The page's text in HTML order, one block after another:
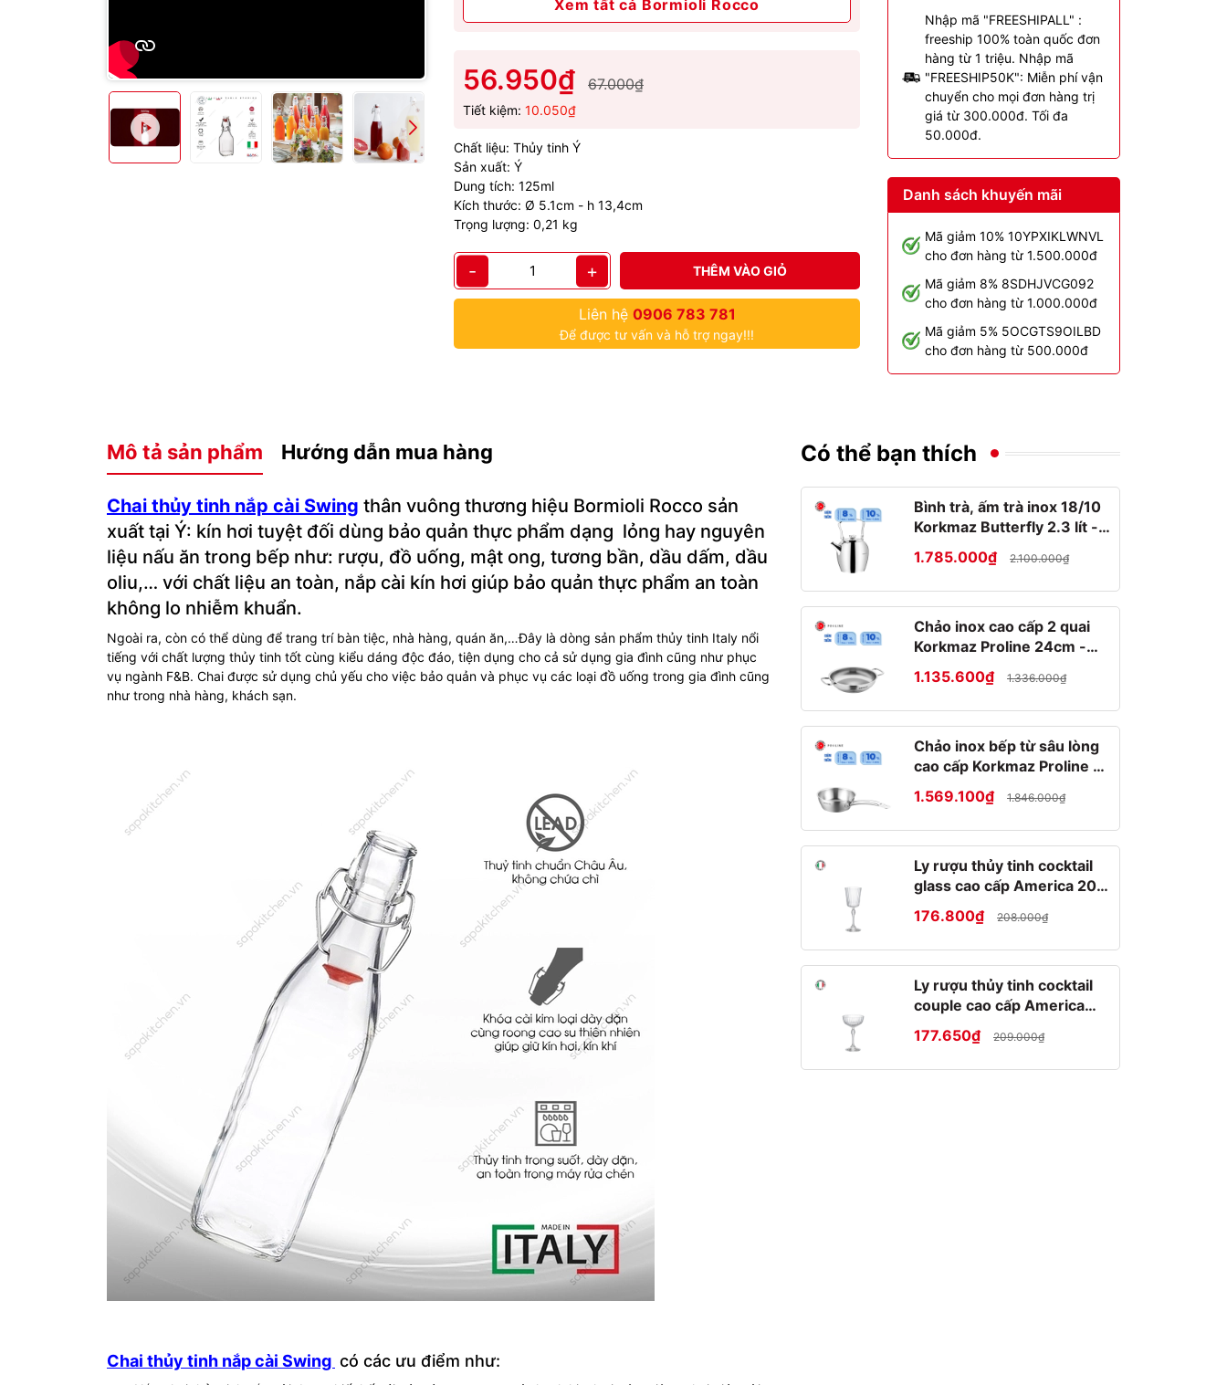
Xem tất cả Bormioli Rocco
56.950₫ 67.000₫
Tiết kiệm: 10.050₫
Chất liệu: Thủy tinh Ý
Sản xuất: Ý
Dung tích: 125ml
Kích thước: Ø 5.1cm - h 13,4cm
Trọng lượng: 0,21 kg
- + THÊM VÀO GIỎ
Liên hệ 0906 783 781
Để được tư vấn và hỗ trợ ngay!!!
Nhập mã "FREESHIPALL" :
freeship 100% toàn quốc đơn
hàng từ 1 triệu. Nhập mã
"FREESHIP50K": Miễn phí vận
chuyển cho mọi đơn hàng trị
giá từ 300.000đ. Tối đa
50.000đ.
Danh sách khuyến mãi
Mã giảm 10% 10YPXIKLWNVL
cho đơn hàng từ 1.500.000đ
Mã giảm 8% 8SDHJVCG092
cho đơn hàng từ 1.000.000đ
Mã giảm 5% 5OCGTS9OILBD
cho đơn hàng từ 500.000đ
Mô tả sản phẩm Hướng dẫn mua hàng
Chai thủy tinh nắp cài Swing thân vuông thương hiệu Bormioli Rocco sản
xuất tại Ý: kín hơi tuyệt đối dùng bảo quản thực phẩm dạng lỏng hay nguyên
liệu nấu ăn trong bếp như: rượu, đồ uống, mật ong, tương bần, dầu dấm, dầu
oliu,… với chất liệu an toàn, nắp cài kín hơi giúp bảo quản thực phẩm an toàn
không lo nhiễm khuẩn.
Ngoài ra, còn có thể dùng để trang trí bàn tiệc, nhà hàng, quán ăn,…Đây là dòng sản phẩm thủy tinh Italy nổi
tiếng với chất lượng thủy tinh tốt cùng kiểu dáng độc đáo, tiện dụng cho cả sử dụng gia đình cũng như phục
vụ ngành F&B. Chai được sử dụng chủ yếu cho việc bảo quản và phục vụ các loại đồ uống trong gia đình cũng
như trong nhà hàng, khách sạn.
Chai thủy tinh nắp cài Swing có các ưu điểm như:
Có thể bạn thích
Bình trà, ấm trà inox 18/10
Korkmaz Butterfly 2.3 lít -
A026
1.785.000₫ 2.100.000₫
Chảo inox cao cấp 2 quai
Korkmaz Proline 24cm -
A1192
1.135.600₫ 1.336.000₫
Chảo inox bếp từ sâu lòng
cao cấp Korkmaz Proline 2
lít - Ø20x7cm - A1175
1.569.100₫ 1.846.000₫
Ly rượu thủy tinh cocktail
glass cao cấp America 20s
25cl
176.800₫ 208.000₫
Ly rượu thủy tinh cocktail
couple cao cấp America
20s 22cl
177.650₫ 209.000₫